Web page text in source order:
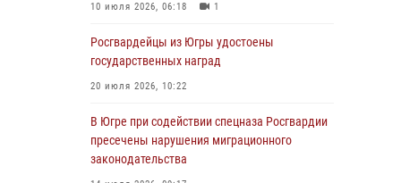
06 августа 2026, 11:28
армии Ивана Кирилловича Яковлева
06 августа 2026, 11:26 6
10 июля 2026, 06:18 1
Росгвардейцы из Югры удостоены
государственных наград
20 июля 2026, 10:22
В Югре при содействии спецназа Росгвардии
пресечены нарушения миграционного
законодательства